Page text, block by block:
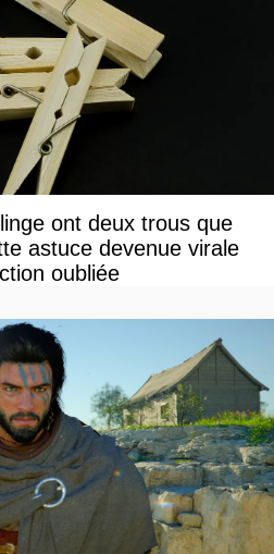
ont deux trous que
astuce devenue virale
oubliée